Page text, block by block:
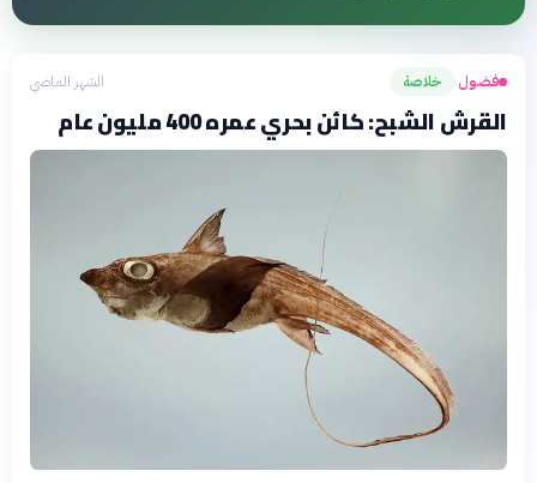
فضول› خلاصة الشهر الماضي
القرش الشبح: كائن بحري عمره 400 مليون عام